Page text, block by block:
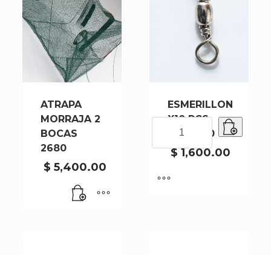
ATRAPA
MORRAJA 2
BOCAS
2680
$ 5,400.00
ESMERILLON
X10 PCS
1001-2-10
$1,600.00
PCS
2-